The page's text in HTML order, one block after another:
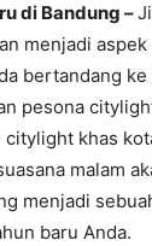
di Bandung –
menjadi
bertandang
pesona
citylight khas
malam
menjadi
baru Anda.